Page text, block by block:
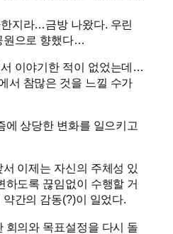
지라…금방 나왔다. 우린
으로 향했다…
이야기한 적이 없었는데…
서 참많은 것을 느낄 수가
에 상당한 변화를 일으키고
이제는 자신의 주체성 있
하도록 끊임없이 수행할 거
간의 감동(?)이 일었다.
회의와 목표설정을 다시 돌